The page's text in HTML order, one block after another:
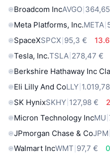
Broadcom IncAVGO
Meta Platforms, Inc.META
SpaceXSPCX 95,3 €
Tesla, Inc.TSLA 278,47 €
Berkshire Hathaway Inc
Eli Lilly And CoLLY
SK HynixSKHY 127,98 €
Micron Technology IncMU
JPmorgan Chase & CoJPM
Walmart IncWMT 97,7 €